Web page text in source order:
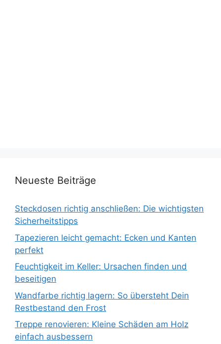
Neueste Beiträge
Steckdosen richtig anschließen: Die wichtigsten
Sicherheitstipps
Tapezieren leicht gemacht: Ecken und Kanten
perfekt
Feuchtigkeit im Keller: Ursachen finden und
beseitigen
Wandfarbe richtig lagern: So übersteht Dein
Restbestand den Frost
Treppe renovieren: Kleine Schäden am Holz
einfach ausbessern